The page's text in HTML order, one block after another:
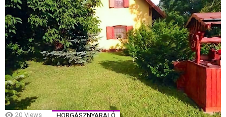
20 Views HORGÁSZNYARALÓ